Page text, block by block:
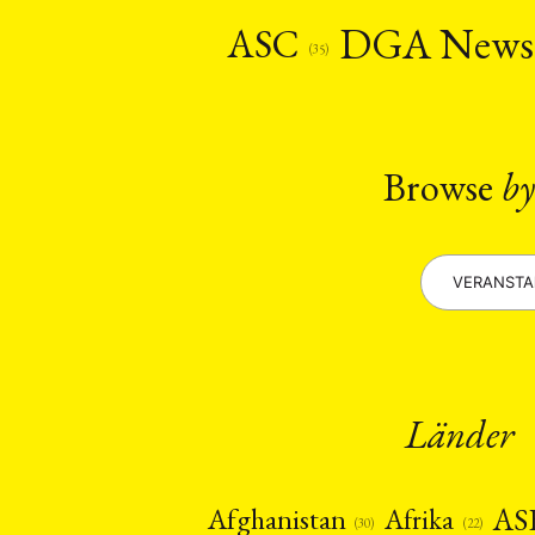
Stipendium (53)
ASC
(35) DGA News
Browse by
Länder
Afghanistan (30) Afrika (22)